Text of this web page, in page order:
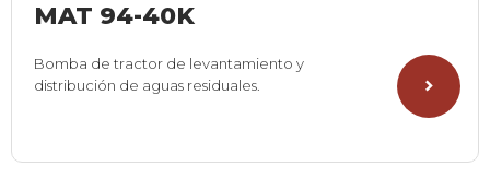
MAT 94-40K
Bomba de tractor de levantamiento y
distribución de aguas residuales.